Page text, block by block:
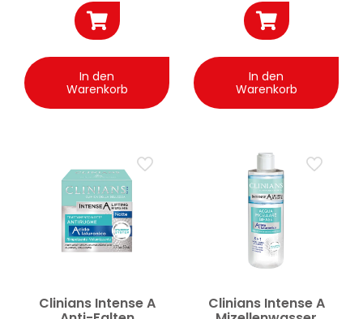
In den
Warenkorb
In den
Warenkorb
Clinians Intense A Clinians Intense A